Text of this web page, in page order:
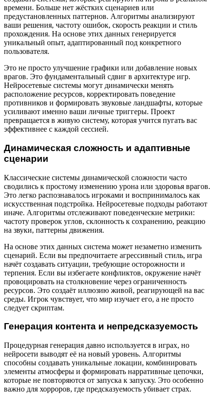
времени. Больше нет жёстких сценариев или
предустановленных паттернов. Алгоритмы анализируют
ваши решения, частоту ошибок, скорость реакции и стиль
прохождения. На основе этих данных генерируется
уникальный опыт, адаптированный под конкретного
пользователя.
Это не просто улучшение графики или добавление новых
врагов. Это фундаментальный сдвиг в архитектуре игр.
Нейросетевые системы могут динамически менять
расположение ресурсов, корректировать поведение
противников и формировать звуковые ландшафты, которые
усиливают именно ваши личные триггеры. Проект
превращается в живую систему, которая учится пугать вас
эффективнее с каждой сессией.
Динамическая сложность и адаптивные
сценарии
Классические системы динамической сложности часто
сводились к простому изменению урона или здоровья врагов.
Это легко распознавалось игроками и воспринималось как
искусственная подстройка. Нейросетевые подходы работают
иначе. Алгоритмы отслеживают поведенческие метрики:
частоту проверок углов, склонность к сохранению, реакцию
на звуки, паттерны движения.
На основе этих данных система может незаметно изменить
сценарий. Если вы предпочитаете агрессивный стиль, игра
начёт создавать ситуации, требующие осторожности и
терпения. Если вы избегаете конфликтов, окружение начёт
провоцировать на столкновение через ограниченность
ресурсов. Это создаёт иллюзию живой, реагирующей на вас
среды. Игрок чувствует, что мир изучает его, а не просто
следует скриптам.
Генерация контента и непредсказуемость
Процедурная генерация давно используется в играх, но
нейросети выводят её на новый уровень. Алгоритмы
способны создавать уникальные локации, комбинировать
элементы атмосферы и формировать нарративные цепочки,
которые не повторяются от запуска к запуску. Это особенно
важно для хорроров, где предсказуемость убивает страх.